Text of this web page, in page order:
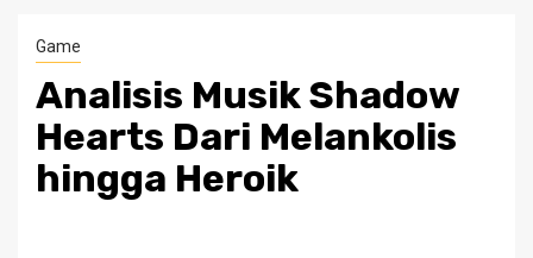
Game
Analisis Musik Shadow
Hearts Dari Melankolis
hingga Heroik